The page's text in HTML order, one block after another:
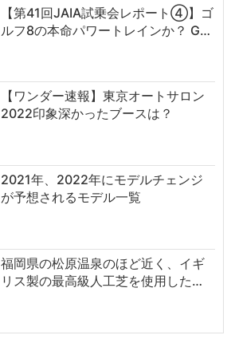
【第41回JAIA試乗会レポート④】ゴ
ルフ8の本命パワートレインか？ G…
【ワンダー速報】東京オートサロン
2022印象深かったブースは？
2021年、2022年にモデルチェンジ
が予想されるモデル一覧
福岡県の松原温泉のほど近く、イギ
リス製の最高級人工芝を使用した…